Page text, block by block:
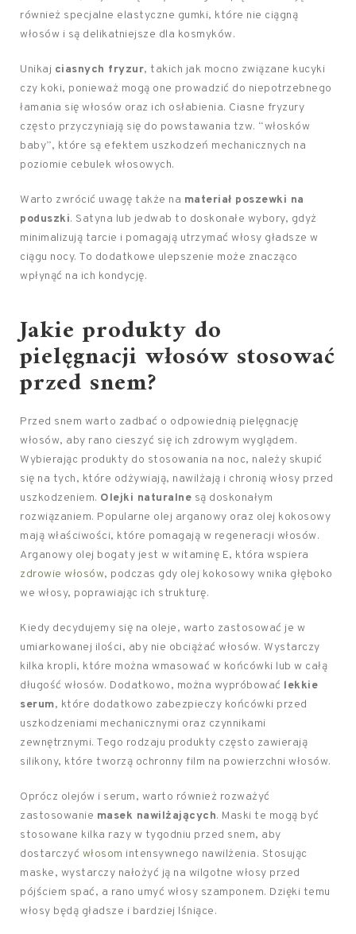
również specjalne elastyczne gumki, które nie ciągną
włosów i są delikatniejsze dla kosmyków.
Unikaj ciasnych fryzur, takich jak mocno związane kucyki
czy koki, ponieważ mogą one prowadzić do niepotrzebnego
łamania się włosów oraz ich osłabienia. Ciasne fryzury
często przyczyniają się do powstawania tzw. “włosków
baby”, które są efektem uszkodzeń mechanicznych na
poziomie cebulek włosowych.
Warto zwrócić uwagę także na materiał poszewki na
poduszki. Satyna lub jedwab to doskonałe wybory, gdyż
minimalizują tarcie i pomagają utrzymać włosy gładsze w
ciągu nocy. To dodatkowe ulepszenie może znacząco
wpłynąć na ich kondycję.
Jakie produkty do
pielęgnacji włosów stosować
przed snem?
Przed snem warto zadbać o odpowiednią pielęgnację
włosów, aby rano cieszyć się ich zdrowym wyglądem.
Wybierając produkty do stosowania na noc, należy skupić
się na tych, które odżywiają, nawilżają i chronią włosy przed
uszkodzeniem. Olejki naturalne są doskonałym
rozwiązaniem. Popularne olej arganowy oraz olej kokosowy
mają właściwości, które pomagają w regeneracji włosów.
Arganowy olej bogaty jest w witaminę E, która wspiera
zdrowie włosów, podczas gdy olej kokosowy wnika głęboko
we włosy, poprawiając ich strukturę.
Kiedy decydujemy się na oleje, warto zastosować je w
umiarkowanej ilości, aby nie obciążać włosów. Wystarczy
kilka kropli, które można wmasować w końcówki lub w całą
długość włosów. Dodatkowo, można wypróbować lekkie
serum, które dodatkowo zabezpieczy końcówki przed
uszkodzeniami mechanicznymi oraz czynnikami
zewnętrznymi. Tego rodzaju produkty często zawierają
silikony, które tworzą ochronny film na powierzchni włosów.
Oprócz olejów i serum, warto również rozważyć
zastosowanie masek nawilżających. Maski te mogą być
stosowane kilka razy w tygodniu przed snem, aby
dostarczyć włosom intensywnego nawilżenia. Stosując
maske, wystarczy nałożyć ją na wilgotne włosy przed
pójściem spać, a rano umyć włosy szamponem. Dzięki temu
włosy będą gładsze i bardziej lśniące.